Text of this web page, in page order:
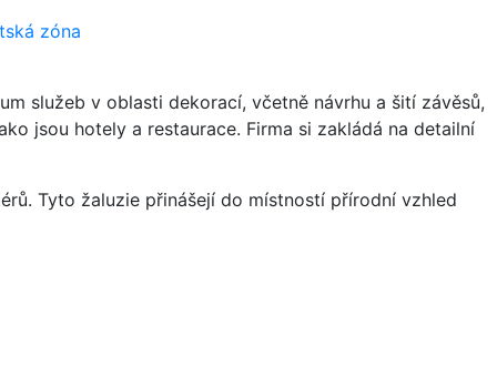
zóna
služeb v oblasti dekorací, včetně návrhu a šití závěsů,
jsou hotely a restaurace. Firma si zakládá na detailní
Tyto žaluzie přinášejí do místností přírodní vzhled